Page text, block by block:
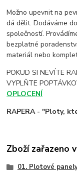
Možno upevnit na
dá dělit. Dodáváme
společností.
bezplatné
materiál nebo
POKUD SI NEVÍTE
VYPLŇTE
OPLOCENÍ
RAPERA - "Ploty,
Zboží zařazeno
01. Plotové